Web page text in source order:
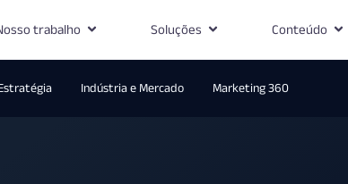
trabalho Soluções Conteúdo
Indústria e Mercado Marketing 360